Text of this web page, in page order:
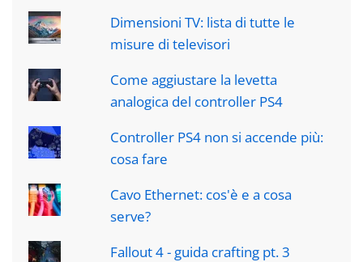
Dimensioni TV: lista di tutte le
misure di televisori
Come aggiustare la levetta
analogica del controller PS4
Controller PS4 non si accende più:
cosa fare
Cavo Ethernet: cos'è e a cosa
serve?
Fallout 4 - guida crafting pt. 3